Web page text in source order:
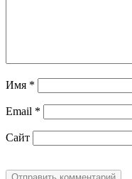
Имя *
Email *
Сайт